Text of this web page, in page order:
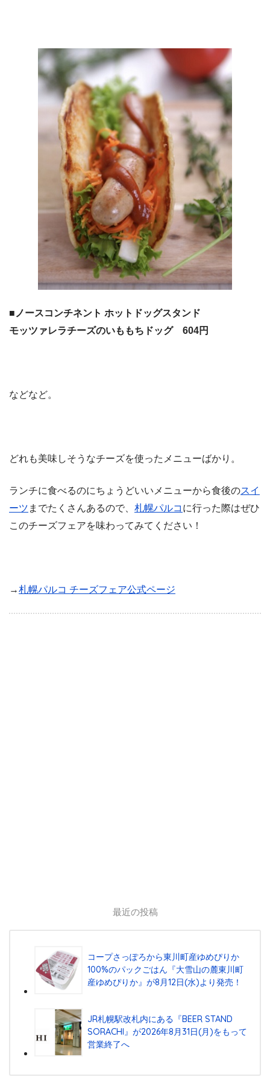
■ノースコンチネント ホットドッグスタンド
モッツァレラチーズのいももちドッグ 604円
などなど。
どれも美味しそうなチーズを使ったメニューばかり。
ランチに食べるのにちょうどいいメニューから食後のスイ
ーツ までたくさんあるので、 札幌パルコ に行った際はぜひ
このチーズフェアを味わってみてください！
→札幌パルコ チーズフェア公式ページ
最近の投稿
コープさっぽろから東川町産ゆめぴりか
100%のパックごはん『⼤雪⼭の麓東川町
産ゆめぴりか』が8⽉12⽇(⽔)より発売！
JR札幌駅改札内にある『BEER STAND
SORACHI』が2026年8月31日(月)をもって
営業終了へ